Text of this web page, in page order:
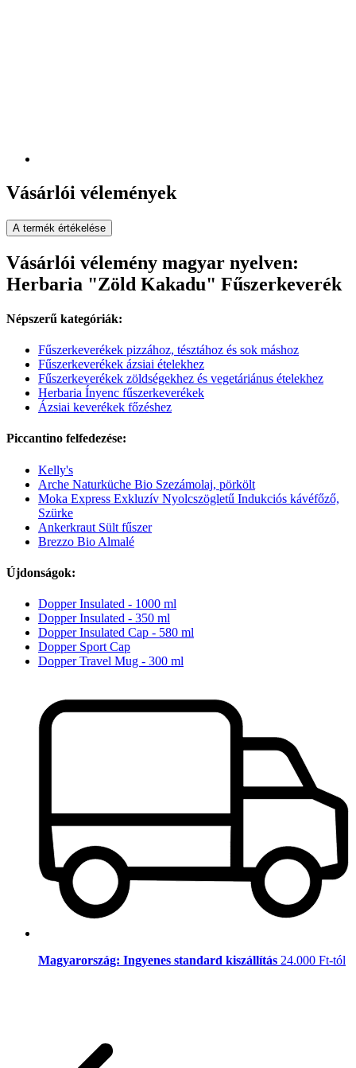
Vásárlói vélemények
A termék értékelése
Vásárlói vélemény magyar nyelven:
Herbaria "Zöld Kakadu" Fűszerkeverék
Népszerű kategóriák:
Fűszerkeverékek pizzához, tésztához és sok máshoz
Fűszerkeverékek ázsiai ételekhez
Fűszerkeverékek zöldségekhez és vegetáriánus ételekhez
Herbaria Ínyenc fűszerkeverékek
Ázsiai keverékek főzéshez
Piccantino felfedezése:
Kelly's
Arche Naturküche Bio Szezámolaj, pörkölt
Moka Express Exkluzív Nyolcszögletű Indukciós kávéfőző,
Szürke
Ankerkraut Sült fűszer
Brezzo Bio Almalé
Újdonságok:
Dopper Insulated - 1000 ml
Dopper Insulated - 350 ml
Dopper Insulated Cap - 580 ml
Dopper Sport Cap
Dopper Travel Mug - 300 ml
Magyarország: Ingyenes standard kiszállítás 24.000 Ft-tól